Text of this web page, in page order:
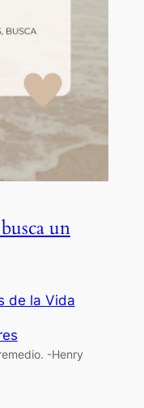
un
de la Vida
-Henry